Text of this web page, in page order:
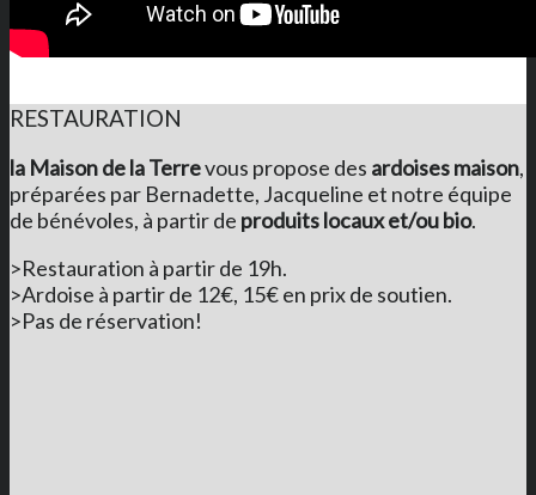
RESTAURATION
la Maison de la Terrevous propose des ardoises maison,
préparées par Bernadette, Jacqueline et notre équipe
de bénévoles, à partir de produits locaux et/ou bio.
>Restauration à partir de 19h.
>Ardoise à partir de 12€, 15€ en prix de soutien.
>Pas de réservation!